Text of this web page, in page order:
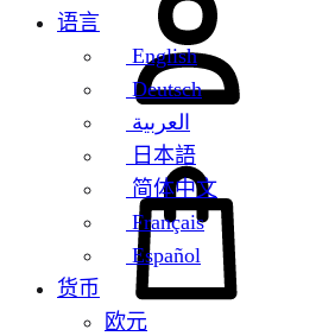
语言
English
Deutsch
العربية
日本語
简体中文
Français
Español
货币
欧元